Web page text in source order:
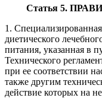
Статья 5.
1.
диетического
питания, указанная в
Технического
при ее соответствии
также другим
действие которых на